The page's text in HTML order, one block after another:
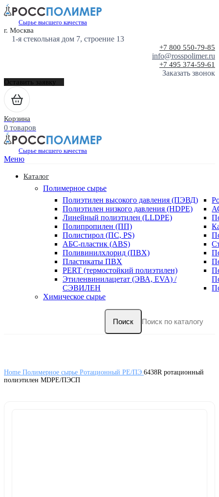
Сырье высшего качества
г. Москва
1-я стекольная дом 7, строение 13
+7 800 550-79-85
info@rosspolimer.ru
+7 495 374-59-61
Заказать звонок
Оставить заявку
Корзина
0 товаров
Сырье высшего качества
Меню
Каталог
Полимерное сырье
Полиэтилен высокого давления (ПЭВД)
Полиэтилен низкого давления (HDPE)
Линейный полиэтилен (LLDPE)
Полипропилен (ПП)
Полистирол (ПС, PS)
АБС-пластик (ABS)
Поливинилхлорид (ПВХ)
Пластикаты ПВХ
PERT (термостойкий полиэтилен)
Этиленвинилацетат (ЭВА, EVA) /
СЭВИЛЕН
Химическое сырье
Поиск
Home Полимерное сырье Ротационный PE/ПЭ 6438R ротационный
полиэтилен MDPE/ПЭСП